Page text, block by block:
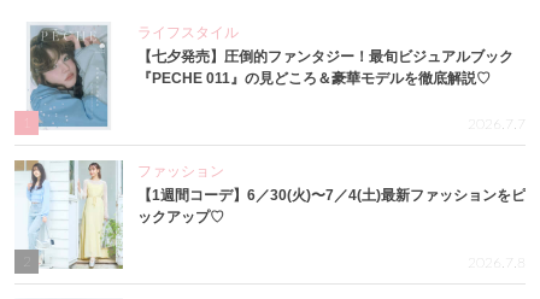
ライフスタイル
【七夕発売】圧倒的ファンタジー！最旬ビジュアルブック
『PECHE 011』の見どころ＆豪華モデルを徹底解説♡
2026.7.7
ファッション
【1週間コーデ】6／30(火)〜7／4(土)最新ファッションをピ
ックアップ♡
2026.7.8